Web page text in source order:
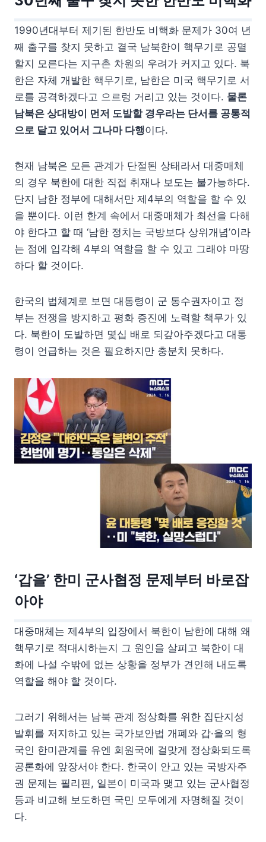
1990년대부터 제기된 한반도 비핵화 문제가 30여 년
째 출구를 찾지 못하고 결국 남북한이 핵무기로 공멸
할지 모른다는 지구촌 차원의 우려가 커지고 있다. 북
한은 자체 개발한 핵무기로, 남한은 미국 핵무기로 서
로를 공격하겠다고 으르렁 거리고 있는 것이다. 물론
남북은 상대방이 먼저 도발할 경우라는 단서를 공통적
으로 달고 있어서 그나마 다행이다.
현재 남북은 모든 관계가 단절된 상태라서 대중매체
의 경우 북한에 대한 직접 취재나 보도는 불가능하다.
단지 남한 정부에 대해서만 제4부의 역할을 할 수 있
을 뿐이다. 이런 한계 속에서 대중매체가 최선을 다해
야 한다고 할 때 ‘남한 정치는 국방보다 상위개념’이라
는 점에 입각해 4부의 역할을 할 수 있고 그래야 마땅
하다 할 것이다.
한국의 법체계로 보면 대통령이 군 통수권자이고 정
부는 전쟁을 방지하고 평화 증진에 노력할 책무가 있
다. 북한이 도발하면 몇십 배로 되갚아주겠다고 대통
령이 언급하는 것은 필요하지만 충분치 못하다.
‘갑을’ 한미 군사협정 문제부터 바로잡
아야
대중매체는 제4부의 입장에서 북한이 남한에 대해 왜
핵무기로 적대시하는지 그 원인을 살피고 북한이 대
화에 나설 수밖에 없는 상황을 정부가 견인해 내도록
역할을 해야 할 것이다.
그러기 위해서는 남북 관계 정상화를 위한 집단지성
발휘를 저지하고 있는 국가보안법 개폐와 갑·을의 형
국인 한미관계를 유엔 회원국에 걸맞게 정상화되도록
공론화에 앞장서야 한다. 한국이 안고 있는 국방자주
권 문제는 필리핀, 일본이 미국과 맺고 있는 군사협정
등과 비교해 보도하면 국민 모두에게 자명해질 것이
다.